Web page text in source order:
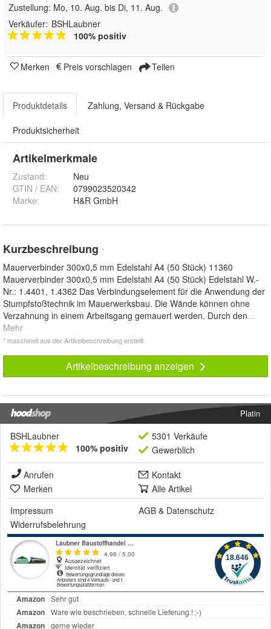
Zustellung: Mo, 10. Aug. bis Di, 11. Aug.
Verkäufer: BSHLaubner
100% positiv
Merken Preis vorschlagen Teilen
Produktdetails Zahlung, Versand & Rückgabe
Produktsicherheit
Artikelmerkmale
Zustand:
Neu
GTIN / EAN:
0799023520342
Marke:
H&R GmbH
Kurzbeschreibung *
Mauerverbinder 300x0,5 mm Edelstahl A4 (50 Stück) 11360
Mauerverbinder 300x0,5 mm Edelstahl A4 (50 Stück) Edelstahl W.-
Nr.: 1.4401, 1.4362 Das Verbindungselement für die Anwendung der
Stumpfstoßtechnik im Mauerwerksbau. Die Wände können ohne
Verzahnung in einem Arbeitsgang gemauert werden. Durch den...
Mehr
* maschinell aus der Artikelbeschreibung erstellt
Artikelbeschreibung anzeigen
Platin
BSHLaubner
100% positiv
5301 Verkäufe
Gewerblich
Anrufen
Kontakt
Merken
Alle Artikel
Impressum
AGB & Datenschutz
Widerrufsbelehrung